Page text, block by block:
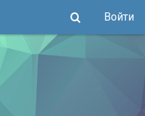
Войти